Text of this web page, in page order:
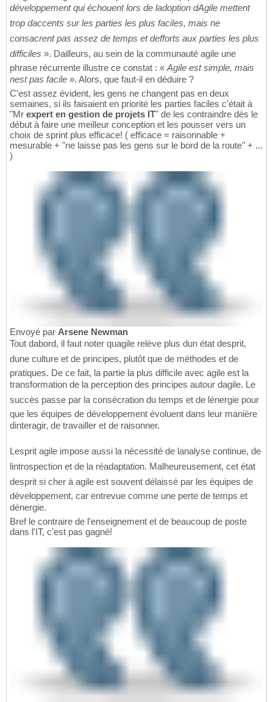
développement qui échouent lors de ladoption dAgile mettent
trop daccents sur les parties les plus faciles, mais ne
consacrent pas assez de temps et defforts aux parties les plus
difficiles ». Dailleurs, au sein de la communauté agile une
phrase récurrente illustre ce constat : « Agile est simple, mais
nest pas facile ». Alors, que faut-il en déduire ?
C'est assez évident, les gens ne changent pas en deux
semaines, si ils faisaient en priorité les parties faciles c'était à
"Mr expert en gestion de projets IT" de les contraindre dès le
début à faire une meilleur conception et les pousser vers un
choix de sprint plus efficace! ( efficace = raisonnable +
mesurable + "ne laisse pas les gens sur le bord de la route" + ...
)
Envoyé par Arsene Newman
Tout dabord, il faut noter quagile relève plus dun état desprit,
dune culture et de principes, plutôt que de méthodes et de
pratiques. De ce fait, la partie la plus difficile avec agile est la
transformation de la perception des principes autour dagile. Le
succès passe par la consécration du temps et de lénergie pour
que les équipes de développement évoluent dans leur manière
dinteragir, de travailler et de raisonner.
Lesprit agile impose aussi la nécessité de lanalyse continue, de
lintrospection et de la réadaptation. Malheureusement, cet état
desprit si cher à agile est souvent délaissé par les équipes de
développement, car entrevue comme une perte de temps et
dénergie.
Bref le contraire de l'enseignement et de beaucoup de poste
dans l'IT, c'est pas gagné!